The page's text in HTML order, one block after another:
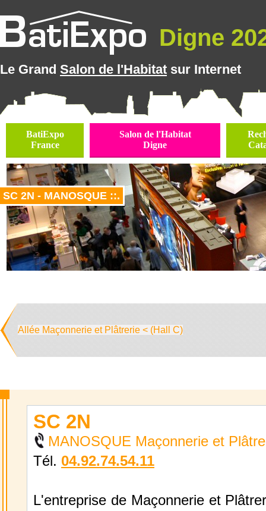
Digne
Le Grand Salon de l'Habitat sur Internet
BatiExpo
France
Salon de l'Habitat
Digne
SC 2N - MANOSQUE ::.
Allée Maçonnerie et Plâtrerie < (Hall C)
SC 2N
MANOSQUE Maçonnerie et
Tél. 04.92.74.54.11
L'entreprise de Maçonnerie et